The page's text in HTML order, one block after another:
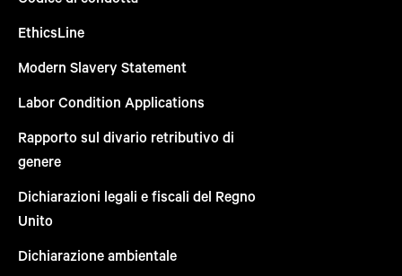
EthicsLine
Modern Slavery Statement
Labor Condition Applications
Rapporto sul divario retributivo di
genere
Dichiarazioni legali e fiscali del Regno
Unito
Dichiarazione ambientale